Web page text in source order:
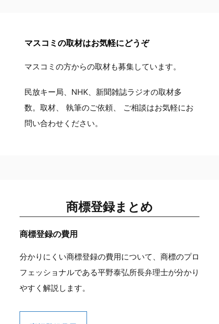
マスコミの取材はお気軽にどうぞ
マスコミの方からの取材も募集しています。
民放キー局、NHK、新聞雑誌ラジオの取材多
数。取材、 執筆のご依頼、 ご相談はお気軽にお
問い合わせください。
商標登録まとめ
商標登録の費用
分かりにくい商標登録の費用について、商標のプロ
フェッショナルである平野泰弘所長弁理士が分かり
やすく解説します。